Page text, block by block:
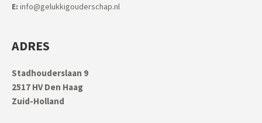
E: info@gelukkigouderschap.nl
ADRES
Stadhouderslaan 9
2517 HV Den Haag
Zuid-Holland